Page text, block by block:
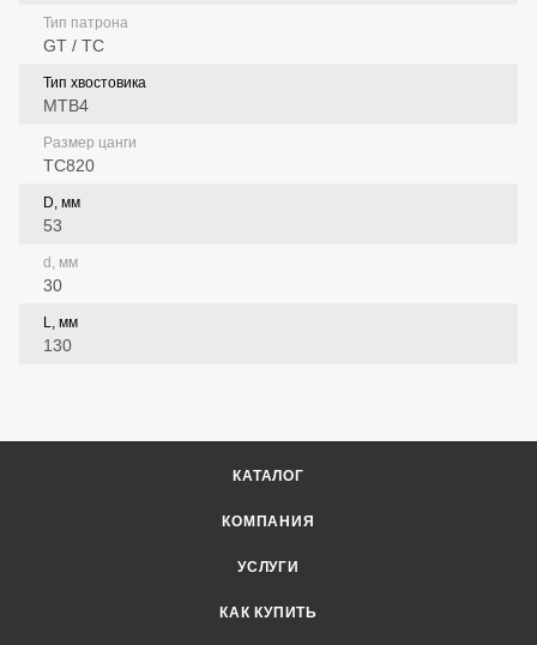
Тип патрона
GT / TC
Тип хвостовика
MTB4
Размер цанги
TC820
D, мм
53
d, мм
30
L, мм
130
КАТАЛОГ
КОМПАНИЯ
УСЛУГИ
КАК КУПИТЬ